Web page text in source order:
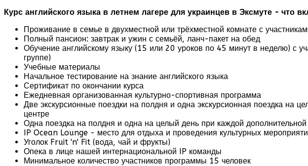
Курс английского языка в летнем лагере для украинцев в Эксмуте - что
Проживание в семье в двухместной или трёхместной комнате с
Полный пансион: завтрак и ужин с семьёй, ланч-пакет на обед
Обучение английскому языку (15 или 20 уроков по 45 минут в неделю) с
группе)
Учебные материалы
Начальное тестирование на знание английского языка
Сертификат по окончании курса
Ежедневная организованная культурно-спортивная программа
Две экскурсионные поездки на полдня и одна экскурсионная поездка на
центре
Одна поездка на полдня и одна на целый день при каждой
IP Ocean Lounge - место для отдыха и проведения культурных
Уголок Fruit 'n' Fit (вода, чай и фрукты)
Опека в лице нашей интернациональной IP команды
Минимальное количество участников программы 15 человек